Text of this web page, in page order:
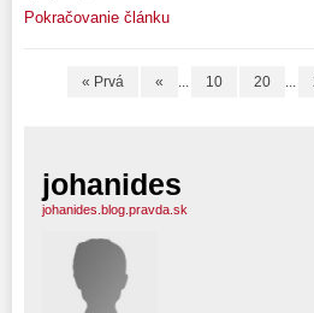
Pokračovanie článku
« Prvá « ... 10 20 ...
johanides
johanides.blog.pravda.sk